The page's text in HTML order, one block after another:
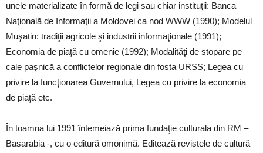
unele materializate în formă de legi sau chiar instituţii: Banca
Naţională de Informaţii a Moldovei ca nod WWW (1990); Modelul
Muşatin: tradiţii agricole şi industrii informaţionale (1991);
Economia de piaţă cu omenie (1992); Modalităţi de stopare pe
cale paşnică a conflictelor regionale din fosta URSS; Legea cu
privire la funcţionarea Guvernului, Legea cu privire la economia
de piaţă etc.
În toamna lui 1991 întemeiază prima fundaţie culturala din RM –
Basarabia -, cu o editură omonimă. Editează revistele de cultură